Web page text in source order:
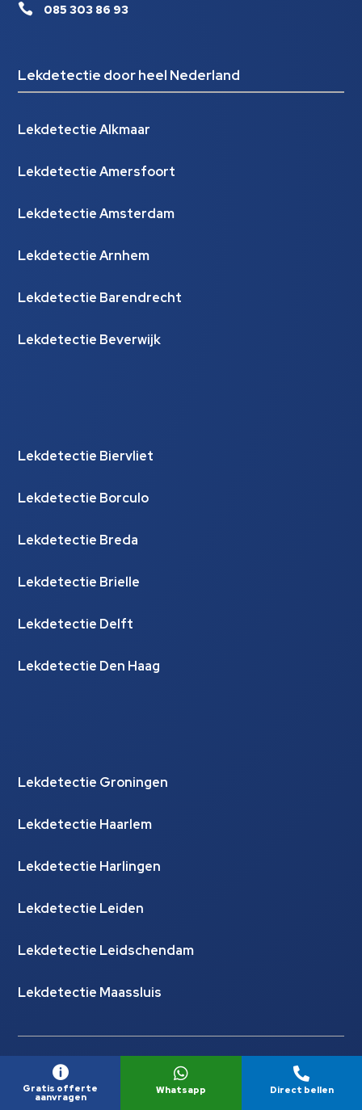
 085 303 86 93
Lekdetectie door heel Nederland
Lekdetectie Alkmaar
Lekdetectie Amersfoort
Lekdetectie Amsterdam
Lekdetectie Arnhem
Lekdetectie Barendrecht
Lekdetectie Beverwijk
Lekdetectie Biervliet
Lekdetectie Borculo
Lekdetectie Breda
Lekdetectie Brielle
Lekdetectie Delft
Lekdetectie Den Haag
Lekdetectie Groningen
Lekdetectie Haarlem
Lekdetectie Harlingen
Lekdetectie Leiden
Lekdetectie Leidschendam
Lekdetectie Maassluis

Gratis offerte
aanvragen

Whatsapp

Direct bellen